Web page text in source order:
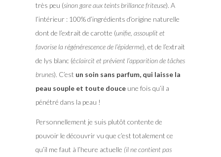
très peu (sinon gare aux teints brillance friteuse). A
l’intérieur : 100% d’ingrédients d’origine naturelle
dont de l’extrait de carotte (unifie, assouplit et
favorise la régénérescence de l’épiderme), et de l’extrait
de lys blanc (éclaircit et prévient l’apparition de tâches
brunes). C’est un soin sans parfum, qui laisse la
peau souple et toute douceune fois qu’il a
pénétré dans la peau !
Personnellement je suis plutôt contente de
pouvoir le découvrir vu que c’est totalement ce
qu’il me faut à l’heure actuelle (il ne contient pas